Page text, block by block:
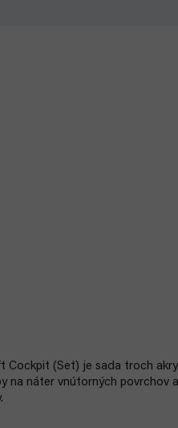
Cockpit (Set) je sada troch
na náter vnútorných povrchov